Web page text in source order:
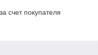
счет покупателя